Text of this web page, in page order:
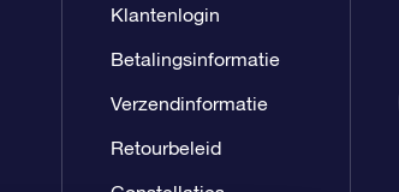
Klantenlogin
Betalingsinformatie
Verzendinformatie
Retourbeleid